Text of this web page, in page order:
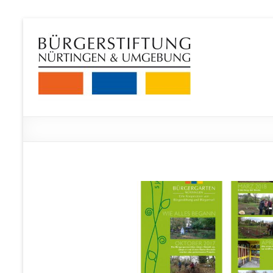
Inhalt
springen
Bürgerstiftung
Nürtingen
Umgebung